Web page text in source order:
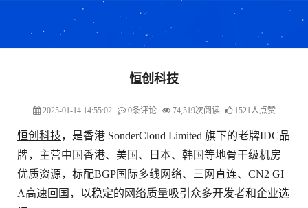
恒创科技
2025-01-14 14:55:02 0条评论 74,519次阅读 1521人点赞
恒创科技，是香港 SonderCloud Limited 旗下的老牌IDC品
牌，主营中国香港、美国、日本、韩国等地骨干级机房
优质资源，标配BGP国际多线网络、三网直连、CN2 GI
A高速回国，以稳定的网络质量吸引众多开发者和企业选